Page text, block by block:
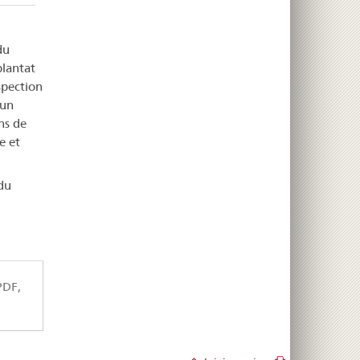
de
et